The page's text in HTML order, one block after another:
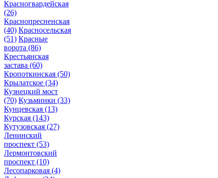
Красногвардейская
(26)
Краснопресненская
(40) Красносельская
(51) Красные
ворота (86)
Крестьянская
застава (60)
Кропоткинская (50)
Крылатское (34)
Кузнецкий мост
(70) Кузьминки (33)
Кунцевская (13)
Курская (143)
Кутузовская (27)
Ленинский
проспект (53)
Лермонтовский
проспект (10)
Лесопарковая (4)